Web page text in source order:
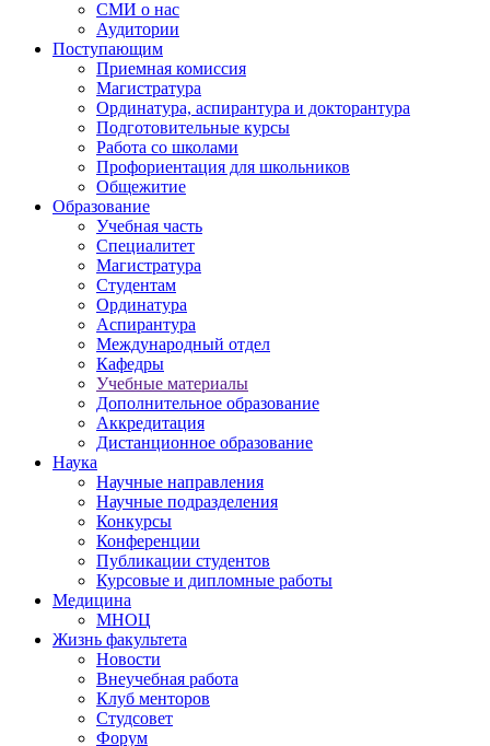
СМИ о нас
Аудитории
Поступающим
Приемная комиссия
Магистратура
Ординатура, аспирантура и докторантура
Подготовительные курсы
Работа со школами
Профориентация для школьников
Общежитие
Образование
Учебная часть
Специалитет
Магистратура
Студентам
Ординатура
Аспирантура
Международный отдел
Кафедры
Учебные материалы
Дополнительное образование
Аккредитация
Дистанционное образование
Наука
Научные направления
Научные подразделения
Конкурсы
Конференции
Публикации студентов
Курсовые и дипломные работы
Медицина
МНОЦ
Жизнь факультета
Новости
Внеучебная работа
Клуб менторов
Студсовет
Форум